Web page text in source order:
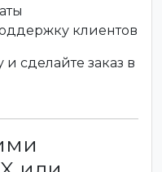
клиентов
сделайте заказ в